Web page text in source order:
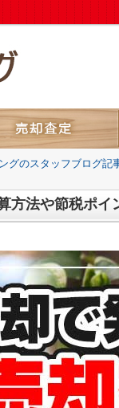
のスタッフブログ記
方法や節税ポイ